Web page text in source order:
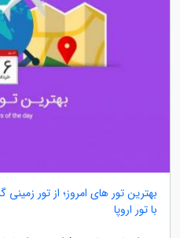
بهترین تور های امروز؛ از تور
با تور اروپا